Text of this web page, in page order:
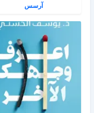
آرسس